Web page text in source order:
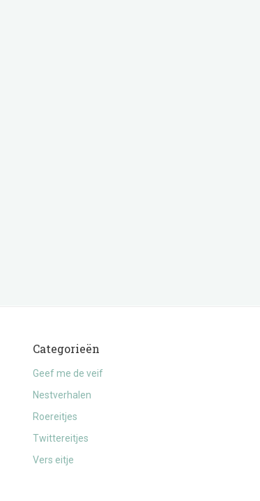
Categorieën
Geef me de veif
Nestverhalen
Roereitjes
Twittereitjes
Vers eitje